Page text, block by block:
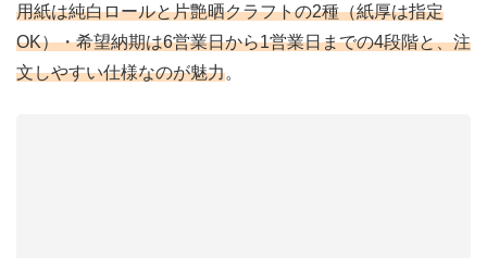
用紙は純白ロールと片艶晒クラフトの2種（紙厚は指定
OK）・希望納期は6営業日から1営業日までの4段階と、注
文しやすい仕様なのが魅力。